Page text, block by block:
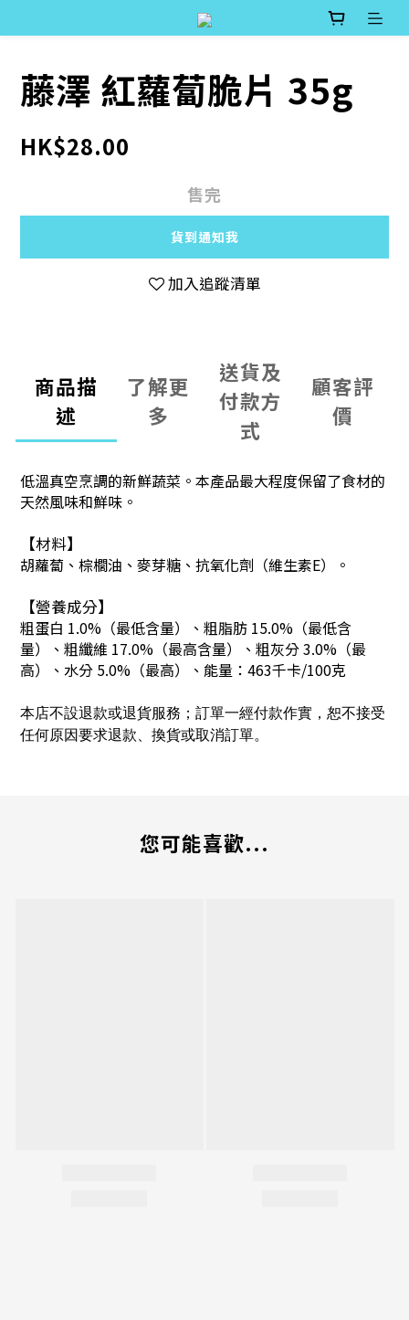
藤澤 紅蘿蔔脆片 35g
HK$28.00
售完
貨到通知我
加入追蹤清單
商品描
述
了解更
多
送貨及
付款方
式
顧客評
價
低溫真空烹調的新鮮蔬菜。 本產品最大程度保留了食材的
天然風味和鮮味。
【材料】
胡蘿蔔、棕櫚油、麥芽糖、抗氧化劑（維生素E）。
【營養成分】
粗蛋白 1.0%（最低含量）、粗脂肪 15.0%（最低含
量）、粗纖維 17.0%（最高含量）、粗灰分 3.0%（最
高）、水分 5.0%（最高）、 能量：463千卡/100克
本店不設退款或退貨服務；訂單一經付款作實，恕不接受
任何原因要求退款、換貨或取消訂單。
您可能喜歡...